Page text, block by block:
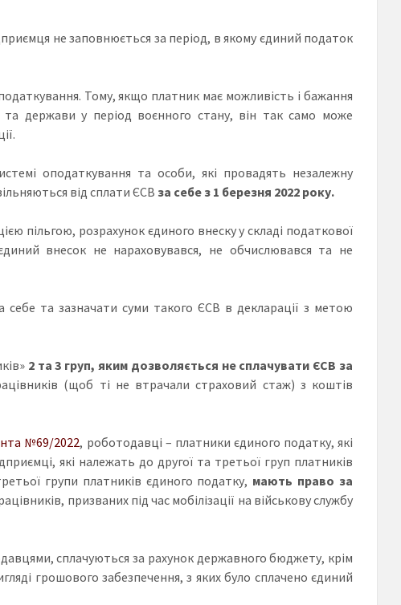
не заповнюється за період, в якому єдиний податок
Тому, якщо платник має можливість і бажання
та держави у період воєнного стану, він так само може
оподаткування та особи, які провадять незалежну
від сплати ЄСВ за себе з 1 березня 2022 року.
пільгою, розрахунок єдиного внеску у складі податкової
внесок не нараховувався, не обчислювався та не
та зазначати суми такого ЄСВ в декларації з метою
2 та 3 груп, яким дозволяється не сплачувати ЄСВ за
(щоб ті не втрачали страховий стаж) з коштів
№69/2022, роботодавці – платники єдиного податку, які
які належать до другої та третьої груп платників
групи платників єдиного податку, мають право за
призваних під час мобілізації на військову службу
сплачуються за рахунок державного бюджету, крім
грошового забезпечення, з яких було сплачено єдиний